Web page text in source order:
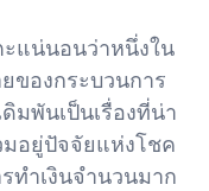
ะแน่นอนว่าหนึ่งใน
ของกระบวนการ
พันเป็นเรื่องที่น่า
อยู่ปัจจัยแห่งโชค
ทำเงินจำนวนมาก